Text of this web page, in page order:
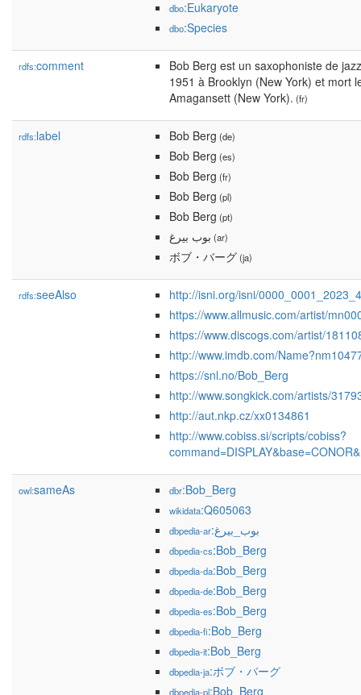
dbo:Eukaryote
dbo:Species
rdfs:comment
Bob Berg est un saxophoniste de
1951 à Brooklyn (New York) et mort
Amagansett (New York). (fr)
rdfs:label Bob Berg (de)
Bob Berg (es)
Bob Berg (fr)
Bob Berg (pl)
Bob Berg (pt)
بوب بيرغ (ar)
ボブ・バーグ(ja)
rdfs:seeAlso
http://isni.org/isni/
https://www.allmusic.com/artist/
https://www.discogs.com/artist/
http://www.imdb.com/
https://snl.no/Bob_Berg
http://www.songkick.com/artists/
http://aut.nkp.cz/xx0134861
http://www.cobiss.si/scripts/cobiss?
owl:sameAs dbr:Bob_Berg
wikidata:Q605063
dbpedia-ar :بوب_بيرغ
dbpedia-cs:Bob_Berg
dbpedia-da:Bob_Berg
dbpedia-de:Bob_Berg
dbpedia-es:Bob_Berg
dbpedia-fi:Bob_Berg
dbpedia-it:Bob_Berg
dbpedia-ja:ボブ・バーグ
dbpedia-pl:Bob_Berg